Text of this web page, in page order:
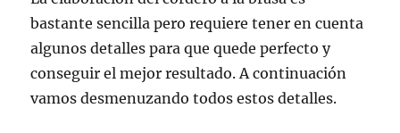
bastante sencilla pero requiere tener en cuenta
algunos detalles para que quede perfecto y
conseguir el mejor resultado. A continuación
vamos desmenuzando todos estos detalles.